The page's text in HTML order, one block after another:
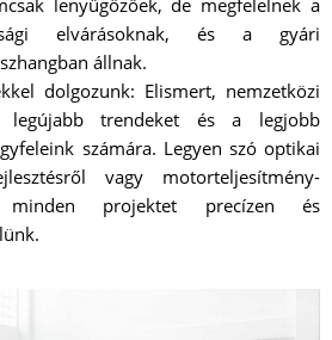
elvárásoknak, és a gyári
állnak.
dolgozunk: Elismert, nemzetközi
legújabb trendeket és a legjobb
számára. Legyen szó optikai
vagy motorteljesítmény-
minden projektet precízen és